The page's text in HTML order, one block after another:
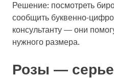
Решение: посмотреть
сообщить буквенно-
консультанту — они
нужного размера.
Розы —